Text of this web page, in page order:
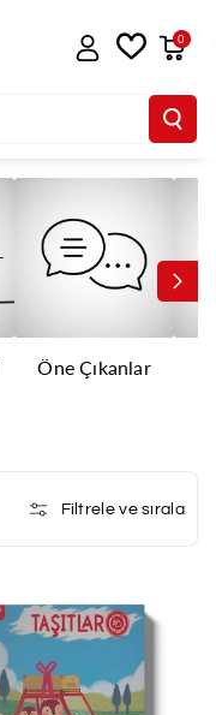
0
Öne Çıkanlar
Filtrele ve sırala